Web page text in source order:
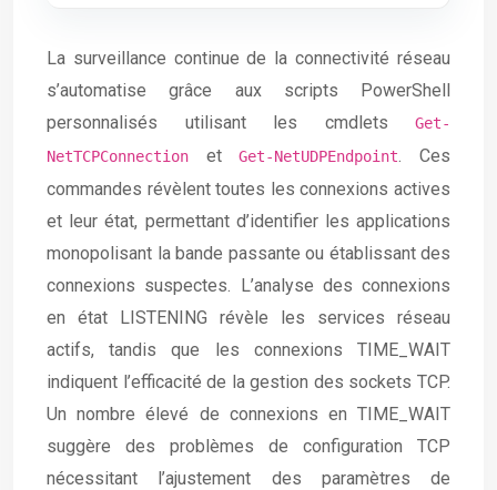
La surveillance continue de la connectivité réseau
s’automatise grâce aux scripts PowerShell
personnalisés utilisant les cmdlets Get-
NetTCPConnection etGet-NetUDPEndpoint. Ces
commandes révèlent toutes les connexions actives
et leur état, permettant d’identifier les applications
monopolisant la bande passante ou établissant des
connexions suspectes. L’analyse des connexions
en état LISTENING révèle les services réseau
actifs, tandis que les connexions TIME_WAIT
indiquent l’efficacité de la gestion des sockets TCP.
Un nombre élevé de connexions en TIME_WAIT
suggère des problèmes de configuration TCP
nécessitant l’ajustement des paramètres de